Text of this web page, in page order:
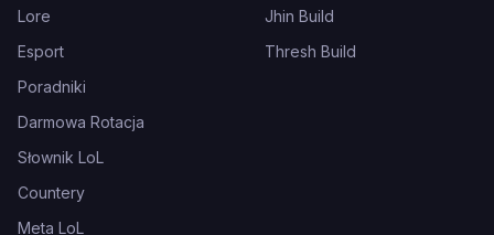
Lore
Esport
Poradniki
Darmowa Rotacja
Słownik LoL
Countery
Meta LoL
Jhin Build
Thresh Build